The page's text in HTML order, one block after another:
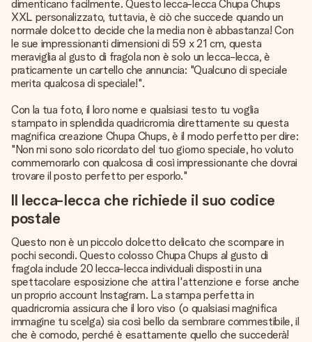
dimenticano facilmente. Questo lecca-lecca Chupa Chups
XXL personalizzato, tuttavia, è ciò che succede quando un
normale dolcetto decide che la media non è abbastanza! Con
le sue impressionanti dimensioni di 59 x 21 cm, questa
meraviglia al gusto di fragola non è solo un lecca-lecca, è
praticamente un cartello che annuncia: "Qualcuno di speciale
merita qualcosa di speciale!".
Con la tua foto, il loro nome e qualsiasi testo tu voglia
stampato in splendida quadricromia direttamente su questa
magnifica creazione Chupa Chups, è il modo perfetto per dire:
"Non mi sono solo ricordato del tuo giorno speciale, ho voluto
commemorarlo con qualcosa di così impressionante che dovrai
trovare il posto perfetto per esporlo."
Il lecca-lecca che richiede il suo codice
postale
Questo non è un piccolo dolcetto delicato che scompare in
pochi secondi. Questo colosso Chupa Chups al gusto di
fragola include 20 lecca-lecca individuali disposti in una
spettacolare esposizione che attira l'attenzione e forse anche
un proprio account Instagram. La stampa perfetta in
quadricromia assicura che il loro viso (o qualsiasi magnifica
immagine tu scelga) sia così bello da sembrare commestibile, il
che è comodo, perché è esattamente quello che succederà!